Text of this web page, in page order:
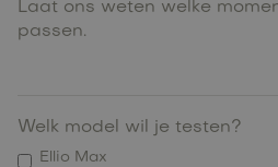
Welk model wil je testen?
Ellio Max